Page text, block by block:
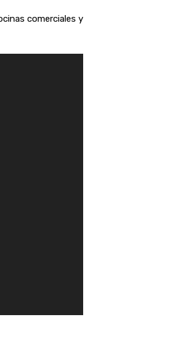
comerciales y